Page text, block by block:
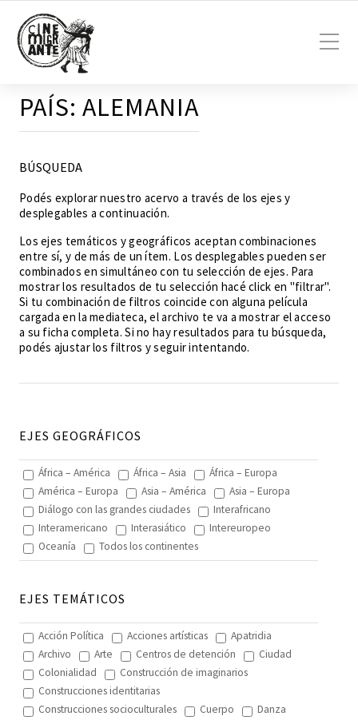
PAÍS: ALEMANIA
BÚSQUEDA
Podés explorar nuestro acervo a través de los ejes y
desplegables a continuación.
Los ejes temáticos y geográficos aceptan combinaciones
entre sí, y de más de un ítem. Los desplegables pueden ser
combinados en simultáneo con tu selección de ejes. Para
mostrar los resultados de tu selección hacé click en "filtrar".
Si tu combinación de filtros coincide con alguna película
cargada en la mediateca, el archivo te va a mostrar el acceso
a su ficha completa. Si no hay resultados para tu búsqueda,
podés ajustar los filtros y seguir intentando.
EJES GEOGRÁFICOS
África – América África – Asia
África – Europa
América – Europa
Asia – América
Asia – Europa
Diálogo con las grandes ciudades
Interafricano
Interamericano
Interasiático
Intereuropeo
Oceanía
Todos los continentes
EJES TEMÁTICOS
Acción Política Acciones artísticas
Apatridia
Archivo
Arte Centros de detención
Ciudad
Colonialidad
Construcción de imaginarios
Construcciones identitarias
Construcciones socioculturales
Cuerpo
Danza